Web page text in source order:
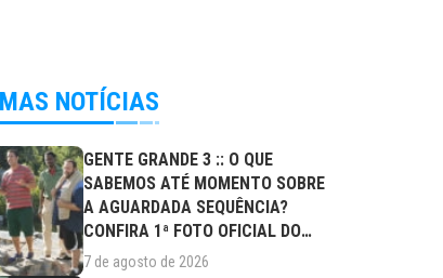
NOTÍCIAS
GENTE GRANDE 3 :: O QUE
SABEMOS ATÉ MOMENTO SOBRE
A AGUARDADA SEQUÊNCIA?
CONFIRA 1ª FOTO OFICIAL DO
ELENCO!
7 de agosto de 2026